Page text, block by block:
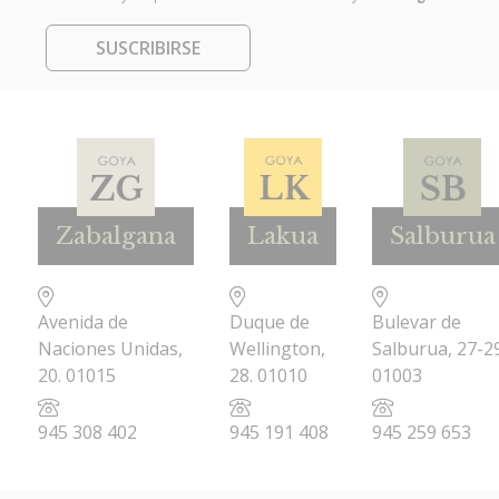
SUSCRIBIRSE
Zabalgana
Avenida de
Naciones Unidas,
20. 01015
945 308 402
Lakua
Duque de
Wellington,
28. 01010
945 191 408
Salburua
Bulevar de
Salburua, 27-
01003
945 259 653